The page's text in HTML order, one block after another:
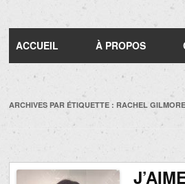
ACCUEIL À PROPOS
ARCHIVES PAR ÉTIQUETTE : RACHEL GILMORE